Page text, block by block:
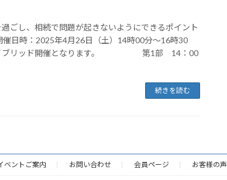
ごし、相続で問題が起きないようにできるポイント
催日時：2025年4月26日（土）14時00分～16時30
ブリッド開催となります。 第1部 14：00
続きを読む
ベントご案内 お問い合わせ 会員ページ お客様の声